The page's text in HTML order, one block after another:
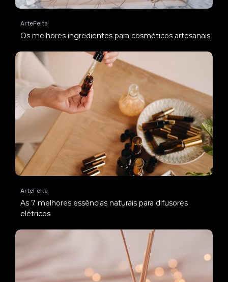
ArteFeita
Os melhores ingredientes para cosméticos artesanais
ArteFeita
As 7 melhores essências naturais para difusores
elétricos